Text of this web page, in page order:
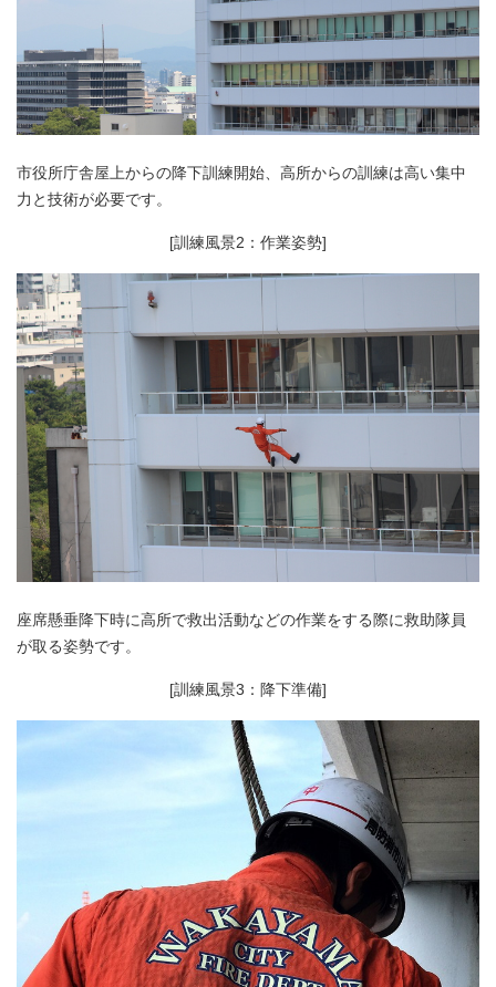
市役所庁舎屋上からの降下訓練開始、高所からの訓練は高い集中
力と技術が必要です。
[訓練風景2：作業姿勢]
座席懸垂降下時に高所で救出活動などの作業をする際に救助隊員
が取る姿勢です。
[訓練風景3：降下準備]